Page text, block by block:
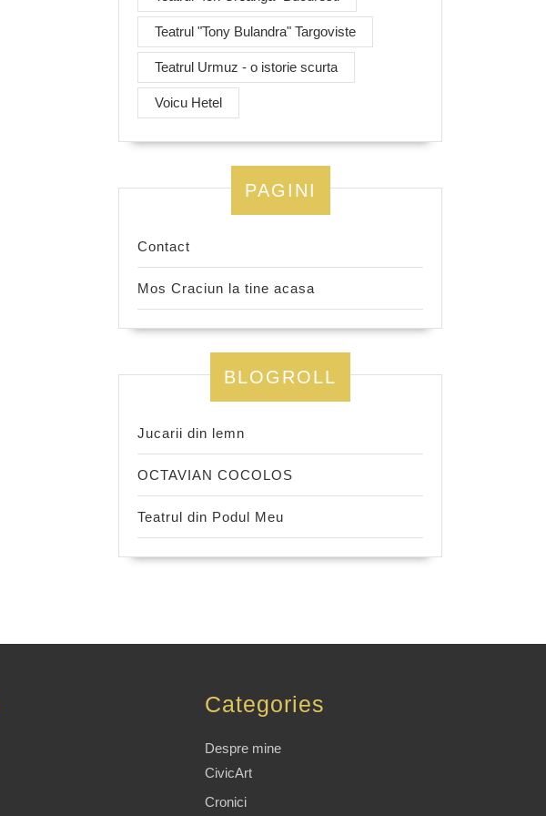
Teatrul "Tony Bulandra" Targoviste
Teatrul Urmuz - o istorie scurta
Voicu Hetel
PAGINI
Contact
Mos Craciun la tine acasa
BLOGROLL
Jucarii din lemn
OCTAVIAN COCOLOS
Teatrul din Podul Meu
Categories
Despre mine
CivicArt
Cronici